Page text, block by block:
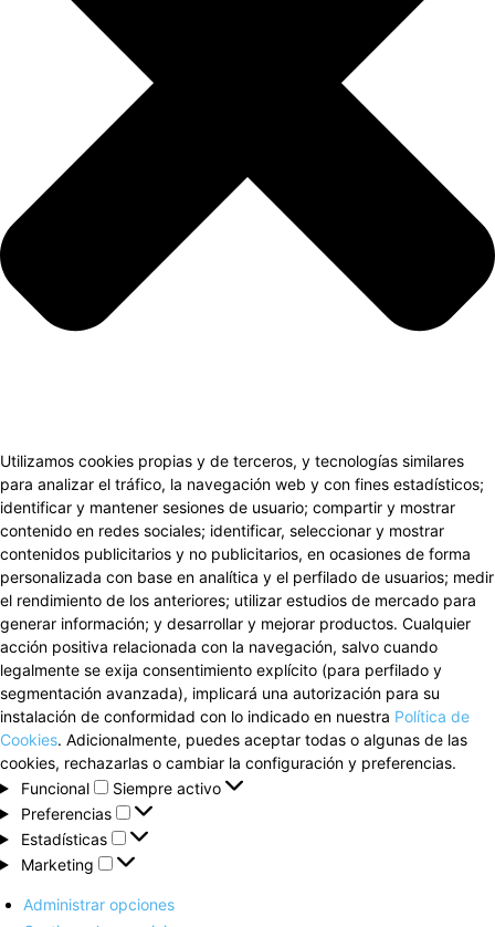
Utilizamos cookies propias y de terceros, y tecnologías similares
para analizar el tráfico, la navegación web y con fines estadísticos;
identificar y mantener sesiones de usuario; compartir y mostrar
contenido en redes sociales; identificar, seleccionar y mostrar
contenidos publicitarios y no publicitarios, en ocasiones de forma
personalizada con base en analítica y el perfilado de usuarios; medir
el rendimiento de los anteriores; utilizar estudios de mercado para
generar información; y desarrollar y mejorar productos. Cualquier
acción positiva relacionada con la navegación, salvo cuando
legalmente se exija consentimiento explícito (para perfilado y
segmentación avanzada), implicará una autorización para su
instalación de conformidad con lo indicado en nuestra Política de
Cookies. Adicionalmente, puedes aceptar todas o algunas de las
cookies, rechazarlas o cambiar la configuración y preferencias.
Funcional
Funcional
Siempre activo
Preferencias
Preferencias
Estadísticas
Estadísticas
Marketing
Marketing
Administrar opciones